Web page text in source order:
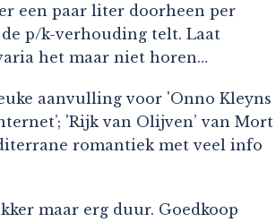
een paar liter doorheen per
p/k-verhouding telt. Laat
het maar niet horen…
aanvulling voor 'Onno Kleyns
'Rijk van Olijven’ van Mort
romantiek met veel info
maar erg duur. Goedkoop